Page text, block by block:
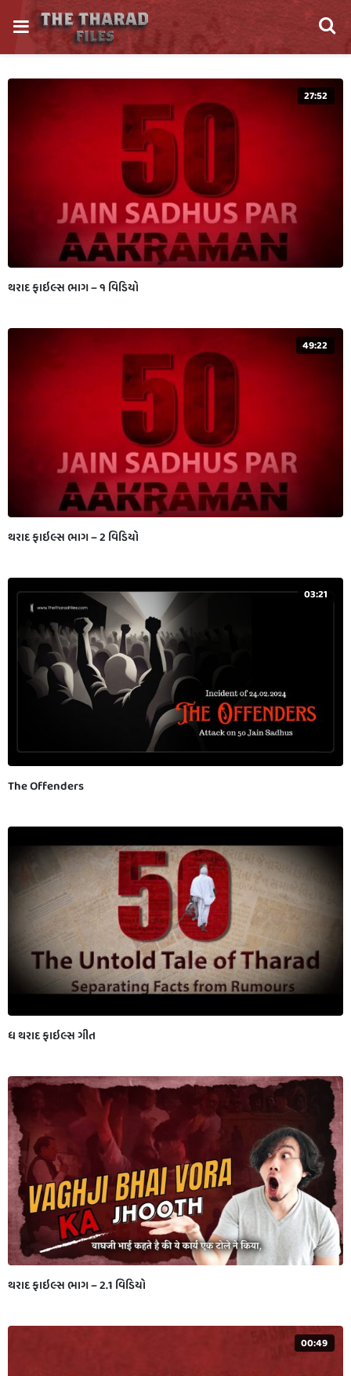
27:52
થરાદ ફાઇલ્સ ભાગ – ૧ વિડિયો
49:22
થરાદ ફાઇલ્સ ભાગ – 2 વિડિયો
03:21
The Offenders
ધ થરાદ ફાઇલ્સ ગીત
થરાદ ફાઇલ્સ ભાગ – 2.1 વિડિયો
00:49